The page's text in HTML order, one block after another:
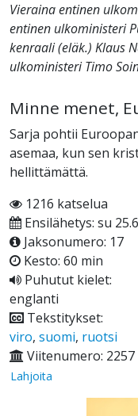
Vieraina entinen
entinen ulkoministeri
kenraali (eläk.) Klaus
ulkoministeri Timo
Minne menet,
Sarja pohtii
asemaa, kun sen
hellittämättä.
1216 katselua
Ensilähetys: su
Jaksonumero: 17
Kesto: 60 min
Puhutut kielet:
englanti
Tekstitykset:
viro, suomi, ruotsi
Viitenumero: 2257
Lahjoita